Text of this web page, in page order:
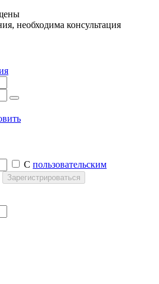
необходима консультация
С пользовательским
Зарегистрироваться